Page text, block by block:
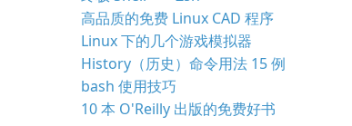
高品质的免费 Linux CAD 程序
Linux 下的几个游戏模拟器
History（历史）命令用法 15 例
bash 使用技巧
10 本 O'Reilly 出版的免费好书